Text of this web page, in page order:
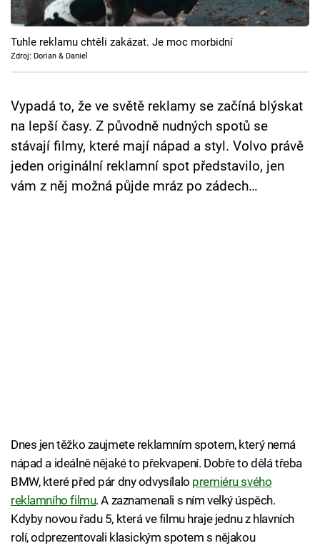
Cool Esport
Pořady
Sledujte prima+
Přihlášení
Tuhle reklamu chtěli zakázat. Je moc morbidní
Zdroj: Dorian & Daniel
Vypadá to, že ve světě reklamy se začíná blýskat
na lepší časy. Z původně nudných spotů se
stávají filmy, které mají nápad a styl. Volvo právě
jeden originální reklamní spot představilo, jen
vám z něj možná půjde mráz po zádech…
Dnes jen těžko zaujmete reklamním spotem, který nemá
nápad a ideálně nějaké to překvapení. Dobře to dělá třeba
BMW, které před pár dny odvysílalo premiéru svého
reklamního filmu. A zaznamenali s ním velký úspěch.
Kdyby novou řadu 5, která ve filmu hraje jednu z hlavních
rolí, odprezentovali klasickým spotem s nějakou